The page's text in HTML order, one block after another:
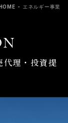
HOME - エネルギー事業
代理・投資提